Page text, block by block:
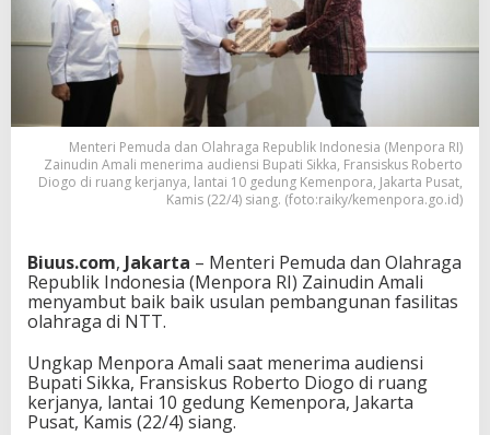
i
S
a
m
u
t
B
a
i
k
u
l
a
e
m
b
Menteri Pemuda dan Olahraga Republik Indonesia (Menpora RI)
Zainudin Amali menerima audiensi Bupati Sikka, Fransiskus Roberto
Diogo di ruang kerjanya, lantai 10 gedung Kemenpora, Jakarta Pusat,
Kamis (22/4) siang. (foto:raiky/kemenpora.go.id)
Biuus.com, Jakarta – Menteri Pemuda dan Olahraga
Republik Indonesia (Menpora RI) Zainudin Amali
menyambut baik baik usulan pembangunan fasilitas
olahraga di NTT.
Ungkap Menpora Amali saat menerima audiensi
Bupati Sikka, Fransiskus Roberto Diogo di ruang
kerjanya, lantai 10 gedung Kemenpora, Jakarta
Pusat, Kamis (22/4) siang.